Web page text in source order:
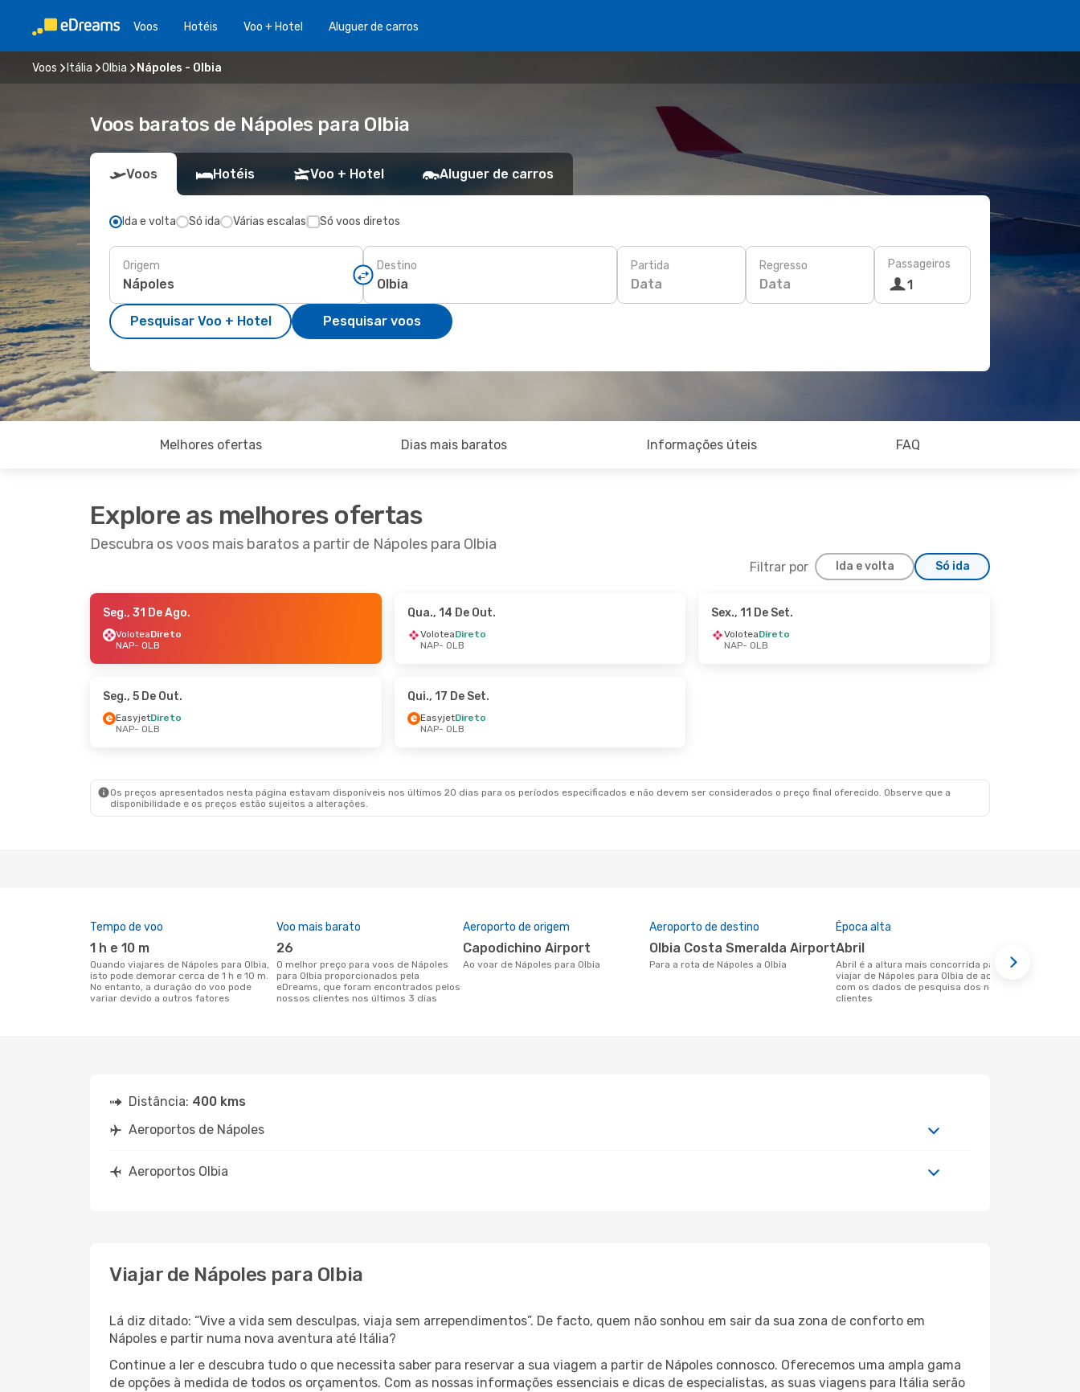
Voos Hotéis Voo + Hotel Aluguer de carros
Voos Itália Olbia Nápoles - Olbia
Voos baratos de Nápoles para Olbia
Voos Hotéis Voo + Hotel Aluguer de carros
Ida e volta Só ida Várias escalas Só voos diretos
Origem Destino Partida
Data
Regresso
Data
Passageiros
1
Pesquisar Voo + Hotel Pesquisar voos
Melhores ofertas Dias mais baratos Informações úteis FAQ
Explore as melhores ofertas
Descubra os voos mais baratos a partir de Nápoles para Olbia
Filtrar por Ida e volta Só ida
- Seg., 28 De Set.
Seg., 31 De Ago.
VoloteaDireto
NAP- OLB
Qua., 14 De Out.
VoloteaDireto
NAP- OLB
Sex., 11 De Set.
VoloteaDireto
NAP- OLB
Seg., 5 De Out.
EasyjetDireto
NAP- OLB
Qui., 17 De Set.
EasyjetDireto
NAP- OLB
Os preços apresentados nesta página estavam disponíveis nos últimos 20 dias para os períodos especificados e não devem ser considerados o preço final oferecido. Observe que a
disponibilidade e os preços estão sujeitos a alterações.
Tempo de voo
1 h e 10 m
Quando viajares de Nápoles para Olbia,
isto pode demorar cerca de 1 h e 10 m.
No entanto, a duração do voo pode
variar devido a outros fatores
Voo mais barato
26
O melhor preço para voos de Nápoles
para Olbia proporcionados pela
eDreams, que foram encontrados pelos
nossos clientes nos últimos 3 dias
Aeroporto de origem
Capodichino Airport
Ao voar de Nápoles para Olbia
Aeroporto de destino
Olbia Costa Smeralda Airport
Para a rota de Nápoles a Olbia
Época alta
abril
abril é a altura mais concorrida para
viajar de Nápoles para Olbia de acordo
com os dados de pesquisa dos nossos
clientes
Distância: 400 kms
Aeroportos de Nápoles
Aeroportos Olbia
Viajar de Nápoles para Olbia
Lá diz ditado: “Vive a vida sem desculpas, viaja sem arrependimentos”. De facto, quem não sonhou em sair da sua zona de conforto em
Nápoles e partir numa nova aventura até Itália?
Continue a ler e descubra tudo o que necessita saber para reservar a sua viagem a partir de Nápoles connosco. Oferecemos uma ampla gama
de opções à medida de todos os orçamentos. Com as nossas informações essenciais e dicas de especialistas, as suas viagens para Itália serão